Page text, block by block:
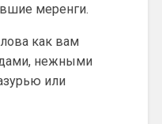
меренги.
как вам
нежными
или